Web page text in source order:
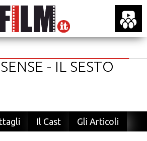
- IL SESTO
Il Cast Gli Articoli